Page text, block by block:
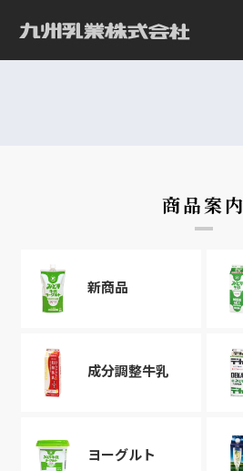
商品案内
新商品
成分調整牛乳
ヨーグルト